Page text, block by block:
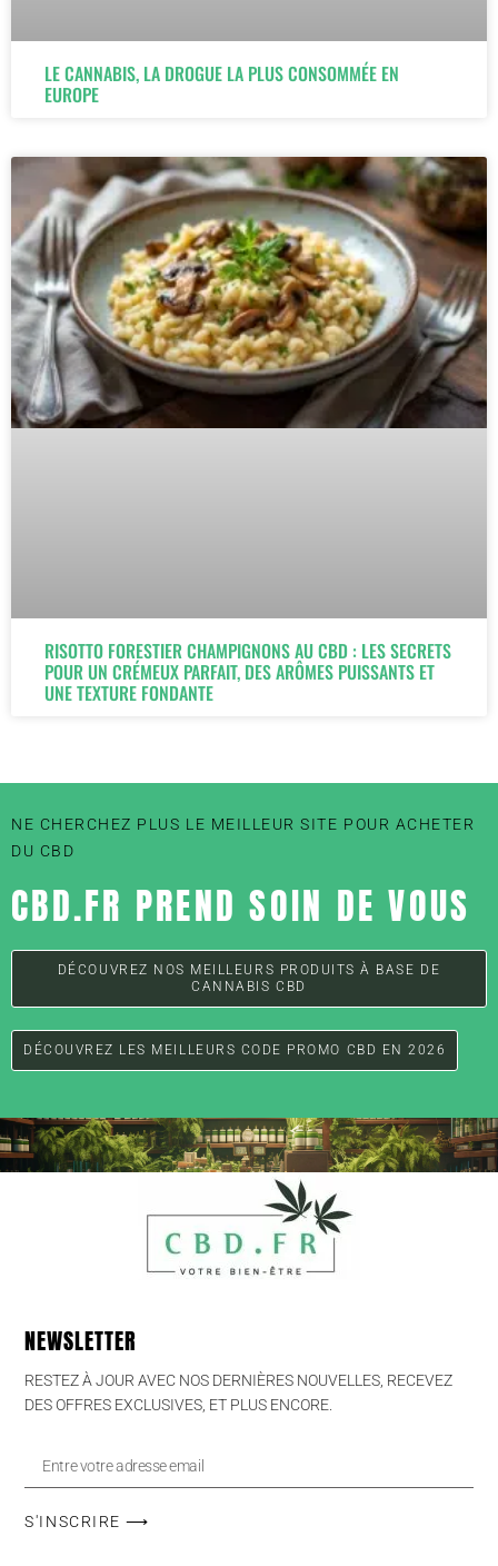
LE CANNABIS, LA DROGUE LA PLUS CONSOMMÉE EN
EUROPE
RISOTTO FORESTIER CHAMPIGNONS AU CBD : LES SECRETS
POUR UN CRÉMEUX PARFAIT, DES ARÔMES PUISSANTS ET
UNE TEXTURE FONDANTE
NE CHERCHEZ PLUS LE MEILLEUR SITE POUR ACHETER
DU CBD
CBD.FR PREND SOIN DE VOUS
DÉCOUVREZ NOS MEILLEURS PRODUITS À BASE DE
CANNABIS CBD
DÉCOUVREZ LES MEILLEURS CODE PROMO CBD EN 2026
NEWSLETTER
RESTEZ À JOUR AVEC NOS DERNIÈRES NOUVELLES, RECEVEZ
DES OFFRES EXCLUSIVES, ET PLUS ENCORE.
S'INSCRIRE ⟶